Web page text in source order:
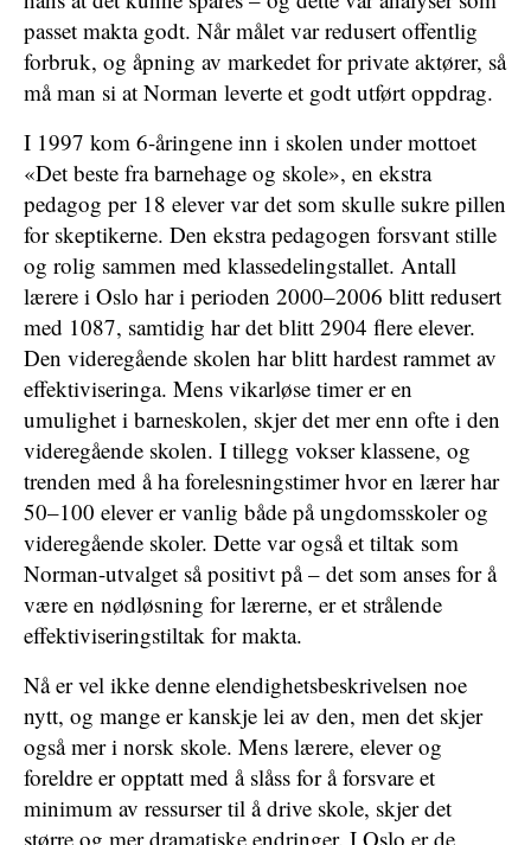
passet makta godt. Når målet var redusert offentlig
forbruk, og åpning av markedet for private aktører, så
må man si at Norman leverte et godt utført oppdrag.
I 1997 kom 6-åringene inn i skolen under mottoet
«Det beste fra barnehage og skole», en ekstra
pedagog per 18 elever var det som skulle sukre pillen
for skeptikerne. Den ekstra pedagogen forsvant stille
og rolig sammen med klassedelingstallet. Antall
lærere i Oslo har i perioden 2000–2006 blitt redusert
med 1087, samtidig har det blitt 2904 flere elever.
Den videregående skolen har blitt hardest rammet av
effektiviseringa. Mens vikarløse timer er en
umulighet i barneskolen, skjer det mer enn ofte i den
videregående skolen. I tillegg vokser klassene, og
trenden med å ha forelesningstimer hvor en lærer har
50–100 elever er vanlig både på ungdomsskoler og
videregående skoler. Dette var også et tiltak som
Norman-utvalget så positivt på – det som anses for å
være en nødløsning for lærerne, er et strålende
effektiviseringstiltak for makta.
Nå er vel ikke denne elendighetsbeskrivelsen noe
nytt, og mange er kanskje lei av den, men det skjer
også mer i norsk skole. Mens lærere, elever og
foreldre er opptatt med å slåss for å forsvare et
minimum av ressurser til å drive skole, skjer det
større og mer dramatiske endringer. I Oslo er de